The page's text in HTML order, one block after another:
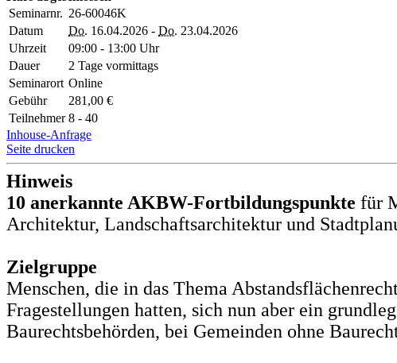
Seminarnr. 26-60046K
Datum
Do. 16.04.2026 - Do. 23.04.2026
Uhrzeit
09:00 - 13:00 Uhr
Dauer
2 Tage vormittags
Seminarort Online
Gebühr
281,00 €
Teilnehmer 8 - 40
Inhouse-Anfrage
Seite drucken
Hinweis
10 anerkannte AKBW-Fortbildungspunkte für
Architektur, Landschaftsarchitektur und
Zielgruppe
Menschen, die in das Thema
Fragestellungen hatten, sich nun aber ein
Baurechtsbehörden, bei Gemeinden ohne